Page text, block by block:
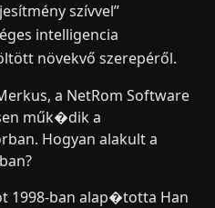
szívvel”
intelligencia
növekvő szerepéről.
a NetRom Software
műk�dik a
Hogyan alakult a
1998-ban alap�totta Han